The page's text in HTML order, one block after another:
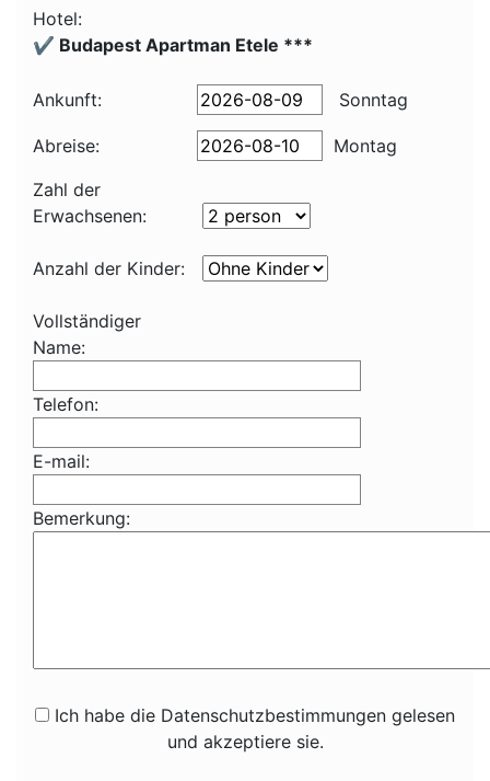
Hotel:
✔️ Budapest Apartman Etele ***
Ankunft: Sonntag
Abreise:
Montag
Zahl der
Erwachsenen:
Anzahl der Kinder:
Vollständiger
Name:
Telefon:
E-mail:
Bemerkung:
Ich habe die Datenschutzbestimmungen gelesen
und akzeptiere sie.